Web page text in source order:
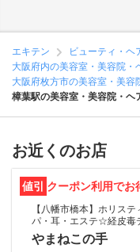
エキテン ビューティ・ヘ
大阪府内の美容室・美容院・
大阪府枚方市の美容室・美容
樟葉駅の美容室・美容院・ヘ
お近くのお店
値引 クーポン利用でお
【八幡市橋本】ホリス
パ・耳・エステ☆経皮毒
やまねこの手